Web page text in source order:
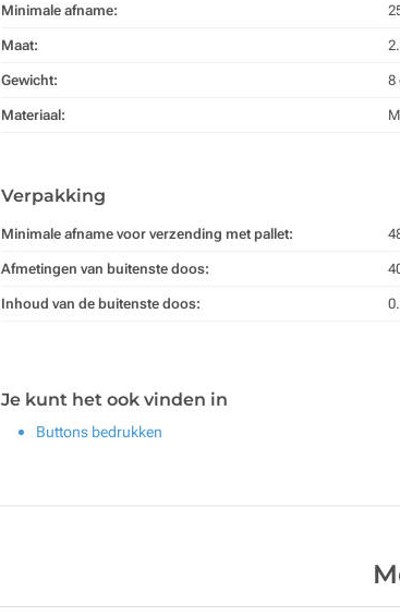
Minimale afname:
Maat:
Gewicht: 8
Materiaal:
Verpakking
Minimale afname voor verzending met pallet:
Afmetingen van buitenste doos:
Inhoud van de buitenste doos:
Je kunt het ook vinden in
Buttons bedrukken